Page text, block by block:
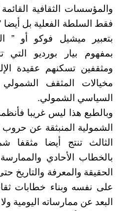
والمؤسسات الثقافية
فقط السلطة الفعلية بل أيضا
بتعبير ميشيل فوكو أو ”
بمفهوم بيار بورديو
ومثقفين تسكنهم عقيدة
مخيالات المثقف الشمولي
السياسي الشمولي.
وبالطبع هذا ليس غريبا
الشمولية المنبثقة عن حروب
الثالث تنتج أيضا مثقفا
بالخطاب الأحادي والممارسة
الحقيقة والمعرفة والتاريخ
على نفسه وبناء خطابات
البعد عن ممارساته اليومية